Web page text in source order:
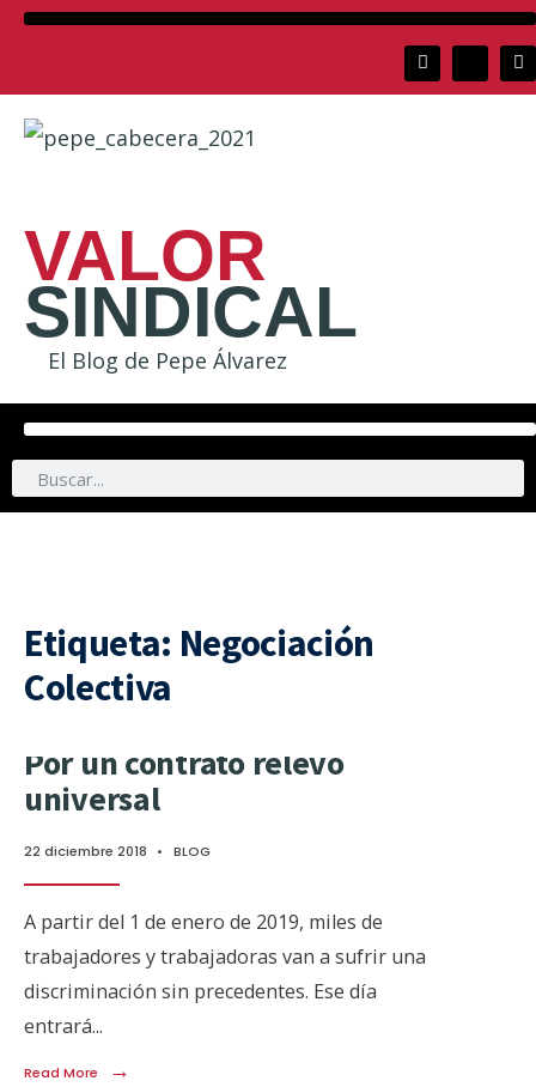
VALOR
SINDICAL
El Blog de Pepe Álvarez
Etiqueta: Negociación
Colectiva
Por un contrato relevo
universal
22 diciembre 2018 • BLOG
A partir del 1 de enero de 2019, miles de
trabajadores y trabajadoras van a sufrir una
discriminación sin precedentes. Ese día
entrará...
Read More →